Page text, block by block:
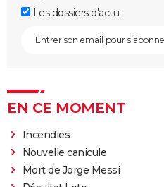
Les dossiers d'actu
EN CE MOMENT
Incendies
Nouvelle canicule
Mort de Jorge Messi